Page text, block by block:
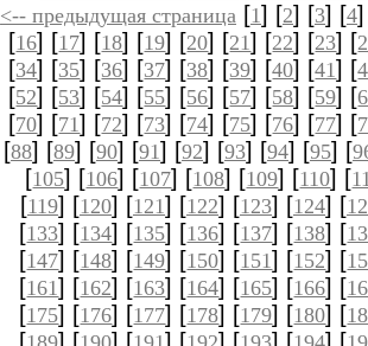
<-- предыдущая страница [1] [2] [3] [4
[16] [17] [18] [19] [20] [21] [22] [23] [
[34] [35] [36] [37] [38] [39] [40] [41] [
[52] [53] [54] [55] [56] [57] [58] [59] [
[70] [71] [72] [73] [74] [75] [76] [77] [
[88] [89] [90] [91] [92] [93] [94] [95] [
[105] [106] [107] [108] [109] [110] [
[119] [120] [121] [122] [123] [124] [
[133] [134] [135] [136] [137] [138] [
[147] [148] [149] [150] [151] [152] [
[161] [162] [163] [164] [165] [166] [
[175] [176] [177] [178] [179] [180] [